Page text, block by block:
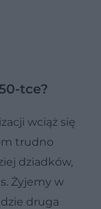
tce?
wciąż się
trudno
dziadków,
Żyjemy w
druga